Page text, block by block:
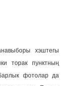
хэштегы
торак пунктның
фотолар да